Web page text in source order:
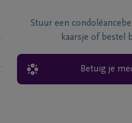
Stuur een
kaarsje of bestel
Betuig je